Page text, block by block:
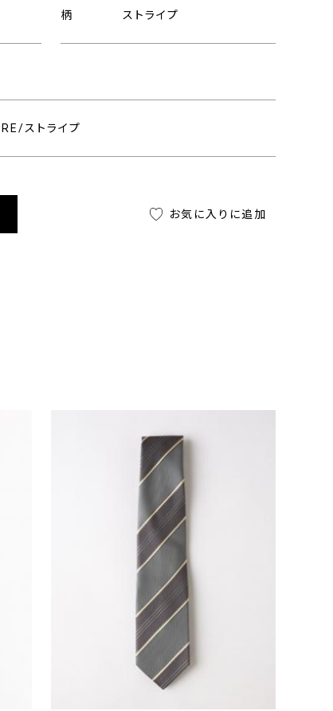
柄 ストライプ
ストライプ
お気に入りに追加